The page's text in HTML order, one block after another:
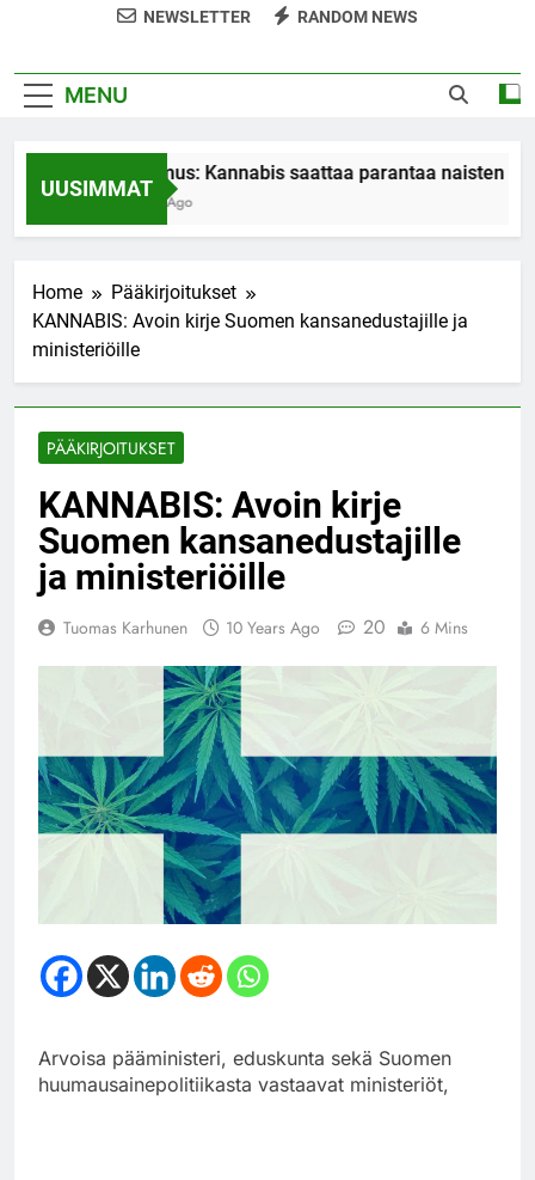
NEWSLETTER RANDOM NEWS
MENU
UUSIMMAT
Tutkimus: Kannabis saattaa parantaa naisten
7 Years Ago
Home
Pääkirjoitukset
KANNABIS: Avoin kirje Suomen kansanedustajille ja
ministeriöille
PÄÄKIRJOITUKSET
KANNABIS: Avoin kirje
Suomen kansanedustajille
ja ministeriöille
Tuomas Karhunen 10 Years Ago 20 6 Mins
Arvoisa pääministeri, eduskunta sekä Suomen
huumausainepolitiikasta vastaavat ministeriöt,